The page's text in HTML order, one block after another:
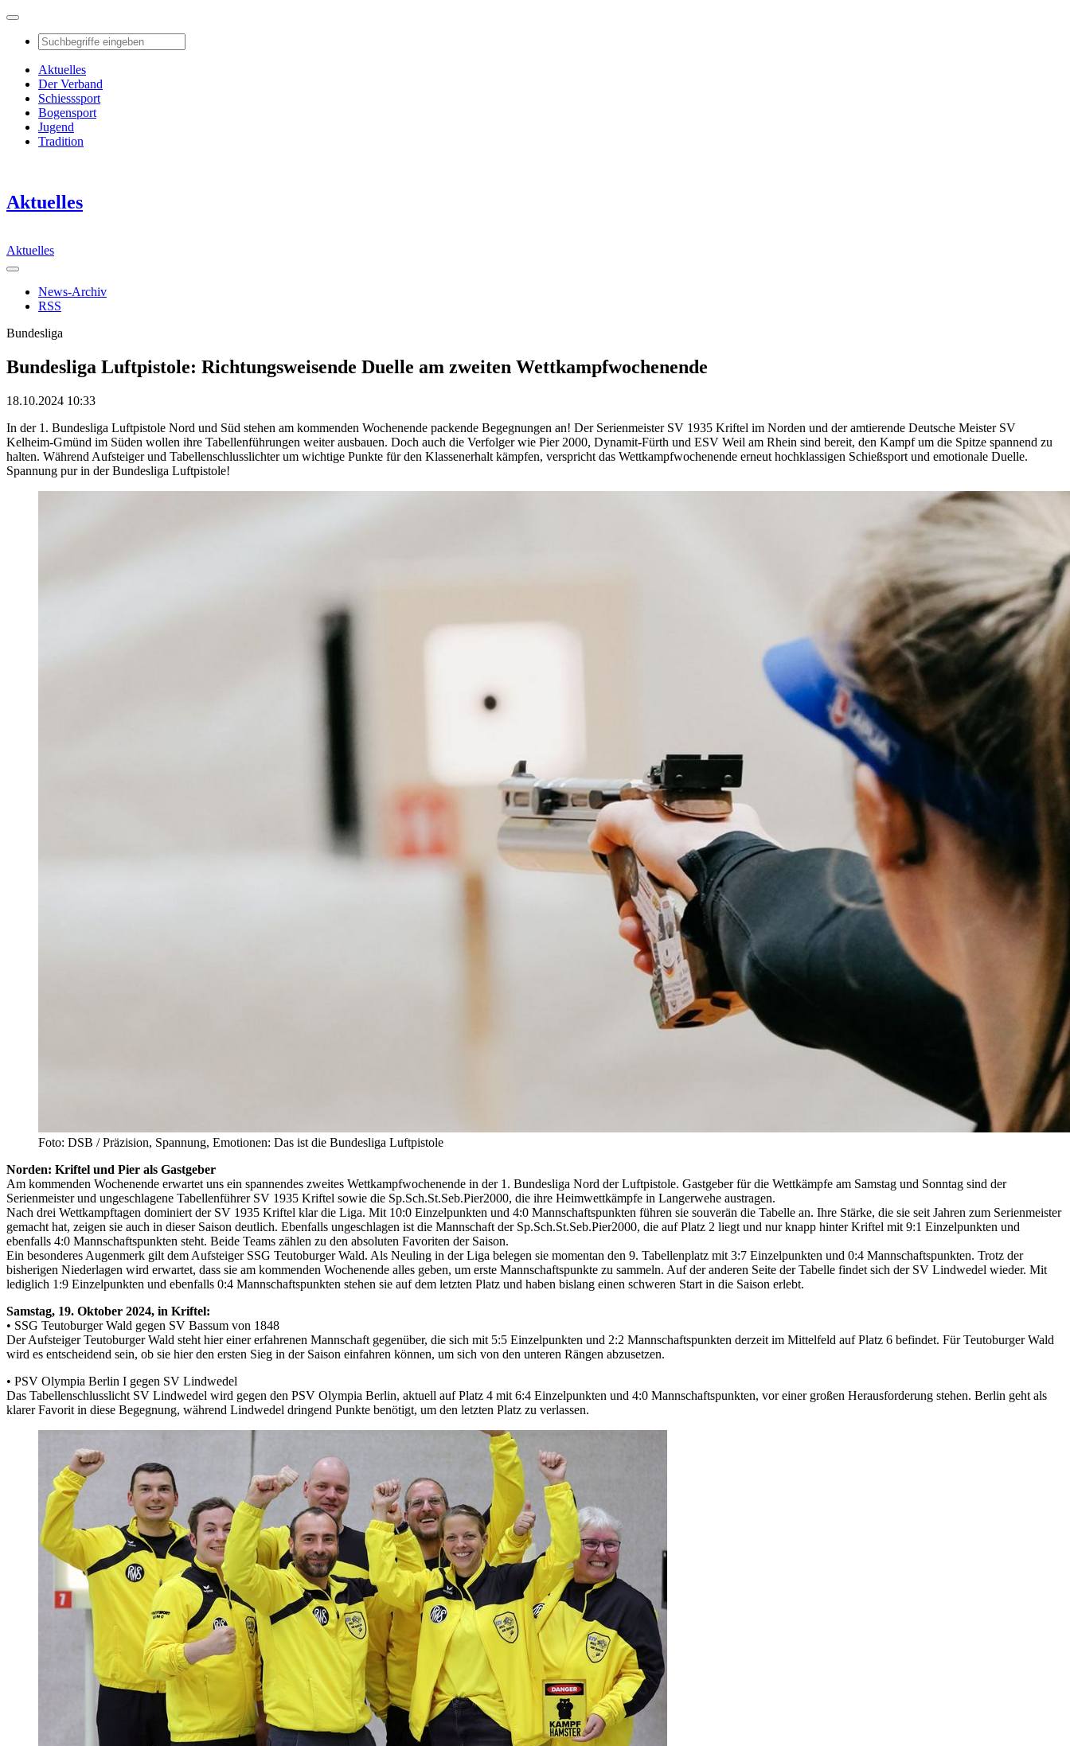
Aktuelles
Der Verband
Schiesssport
Bogensport
Jugend
Tradition
Aktuelles
Aktuelles
News-Archiv
RSS
Bundesliga
Bundesliga Luftpistole: Richtungsweisende Duelle am zweiten Wettkampfwochenende
18.10.2024 10:33
In der 1. Bundesliga Luftpistole Nord und Süd stehen am kommenden Wochenende packende Begegnungen an! Der Serienmeister SV 1935 Kriftel im Norden und der amtierende Deutsche Meister SV
Kelheim-Gmünd im Süden wollen ihre Tabellenführungen weiter ausbauen. Doch auch die Verfolger wie Pier 2000, Dynamit-Fürth und ESV Weil am Rhein sind bereit, den Kampf um die Spitze spannend zu
halten. Während Aufsteiger und Tabellenschlusslichter um wichtige Punkte für den Klassenerhalt kämpfen, verspricht das Wettkampfwochenende erneut hochklassigen Schießsport und emotionale Duelle.
Spannung pur in der Bundesliga Luftpistole!
Foto: DSB / Präzision, Spannung, Emotionen: Das ist die Bundesliga Luftpistole
Norden: Kriftel und Pier als Gastgeber
Am kommenden Wochenende erwartet uns ein spannendes zweites Wettkampfwochenende in der 1. Bundesliga Nord der Luftpistole. Gastgeber für die Wettkämpfe am Samstag und Sonntag sind der
Serienmeister und ungeschlagene Tabellenführer SV 1935 Kriftel sowie die Sp.Sch.St.Seb.Pier2000, die ihre Heimwettkämpfe in Langerwehe austragen.
Nach drei Wettkampftagen dominiert der SV 1935 Kriftel klar die Liga. Mit 10:0 Einzelpunkten und 4:0 Mannschaftspunkten führen sie souverän die Tabelle an. Ihre Stärke, die sie seit Jahren zum Serienmeister
gemacht hat, zeigen sie auch in dieser Saison deutlich. Ebenfalls ungeschlagen ist die Mannschaft der Sp.Sch.St.Seb.Pier2000, die auf Platz 2 liegt und nur knapp hinter Kriftel mit 9:1 Einzelpunkten und
ebenfalls 4:0 Mannschaftspunkten steht. Beide Teams zählen zu den absoluten Favoriten der Saison.
Ein besonderes Augenmerk gilt dem Aufsteiger SSG Teutoburger Wald. Als Neuling in der Liga belegen sie momentan den 9. Tabellenplatz mit 3:7 Einzelpunkten und 0:4 Mannschaftspunkten. Trotz der
bisherigen Niederlagen wird erwartet, dass sie am kommenden Wochenende alles geben, um erste Mannschaftspunkte zu sammeln. Auf der anderen Seite der Tabelle findet sich der SV Lindwedel wieder. Mit
lediglich 1:9 Einzelpunkten und ebenfalls 0:4 Mannschaftspunkten stehen sie auf dem letzten Platz und haben bislang einen schweren Start in die Saison erlebt.
Samstag, 19. Oktober 2024, in Kriftel:
• SSG Teutoburger Wald gegen SV Bassum von 1848
Der Aufsteiger Teutoburger Wald steht hier einer erfahrenen Mannschaft gegenüber, die sich mit 5:5 Einzelpunkten und 2:2 Mannschaftspunkten derzeit im Mittelfeld auf Platz 6 befindet. Für Teutoburger Wald
wird es entscheidend sein, ob sie hier den ersten Sieg in der Saison einfahren können, um sich von den unteren Rängen abzusetzen.
• PSV Olympia Berlin I gegen SV Lindwedel
Das Tabellenschlusslicht SV Lindwedel wird gegen den PSV Olympia Berlin, aktuell auf Platz 4 mit 6:4 Einzelpunkten und 4:0 Mannschaftspunkten, vor einer großen Herausforderung stehen. Berlin geht als
klarer Favorit in diese Begegnung, während Lindwedel dringend Punkte benötigt, um den letzten Platz zu verlassen.